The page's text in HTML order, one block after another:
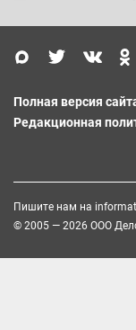
Полная версия
Редакционная
Пишите нам на
© 2005 — 2026 ООО